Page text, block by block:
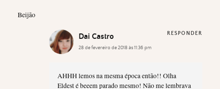
Beijão
Dai Castro
28 de fevereiro de 2018 às 11:36 pm
AHHH lemos na mesma época então!! Olha
Eldest é beeem parado mesmo! Não me lembrava
RESPONDER